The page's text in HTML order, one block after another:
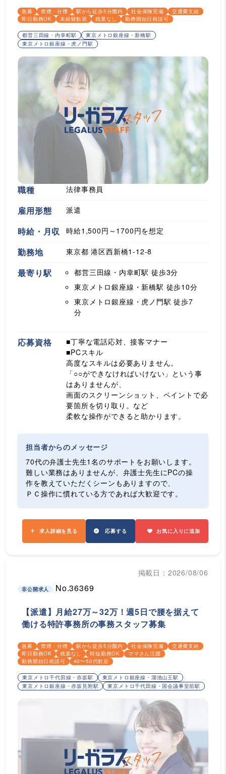
急募 禁煙・分煙 駅から徒歩5分圏内 社会保険完備
交通費支給
即日勤務OK
未経験歓迎 残業なし 勤務開始日相談可
都営三田線・内幸町駅
東京メトロ銀座線・新橋駅
東京メトロ銀座線・虎ノ門駅
職種 法律事務員
雇用形態 派遣
時給・月収 時給1,500円～1700円を想定
勤務地 東京都 港区西新橋1-12-8
最寄り駅 都営三田線・内幸町駅 徒歩3分
東京メトロ銀座線・新橋駅 徒歩10分
東京メトロ銀座線・虎ノ門駅 徒歩7
分
応募資格
■丁寧な電話応対、接客マナー
■PCスキル
高度なスキルは必要ありません。
「○○ができなければいけない」という事
はありませんが、
画面のスクリーンショット、ペイントで必
要箇所を切り取り。など
柔軟な操作ができると助かります。
担当者からのメッセージ
70代の弁護士先生1名のサポートをお願いします。
難しい業務はありませんが、弁護士先生にPCの操
作を教えていただくシーンもありますので、
ＰＣ操作に慣れている方であれば大歓迎です。
求人詳細を見る 応募する お気に入りに追加
掲載日：2026/08/06
非公開求人 No.36369
【派遣】月給27万～32万！週5日で腰を据えて
働ける特許事務所の事務スタッフ募集
急募 禁煙・分煙 駅から徒歩5分圏内 社会保険完備
交通費支給
即日勤務OK
残業なし 時短勤務OK
ママさん活躍
勤務開始日相談可
40〜50代歓迎
東京メトロ千代田線・赤坂駅
東京メトロ銀座線・溜池山王駅
東京メトロ銀座線・赤坂見附駅
東京メトロ千代田線・国会議事堂前駅